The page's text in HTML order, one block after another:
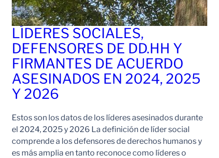
LÍDERES SOCIALES,
DEFENSORES DE DD.HH Y
FIRMANTES DE ACUERDO
ASESINADOS EN 2024, 2025
Y 2026
Estos son los datos de los líderes asesinados durante
el 2024, 2025 y 2026 La definición de líder social
comprende a los defensores de derechos humanos y
es más amplia en tanto reconoce como líderes o